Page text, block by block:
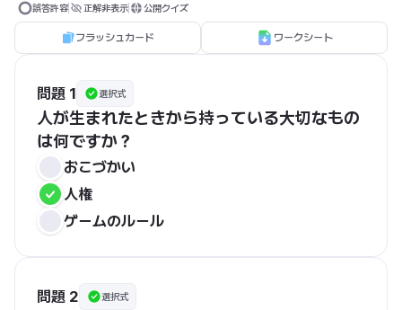
誤答許容 正解非表示 公開クイズ
フラッシュカード ワークシート
問題 1 選択式
人が生まれたときから持っている大切なもの
は何ですか？
おこづかい
人権
ゲームのルール
問題 2 選択式